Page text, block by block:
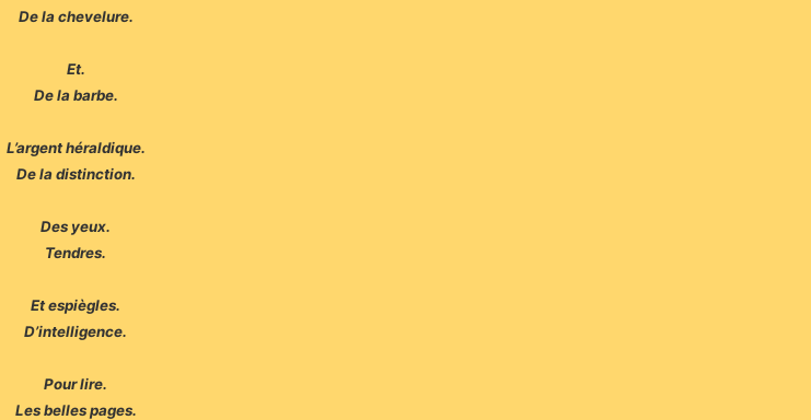
De la chevelure.
Et.
De la barbe.
L’argent héraldique.
De la distinction.
Des yeux.
Tendres.
Et espiègles.
D’intelligence.
Pour lire.
Les belles pages.